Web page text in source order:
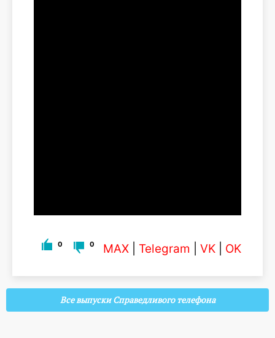
0 0 MAX Telegram VK OK
Все выпуски Справедливого телефона